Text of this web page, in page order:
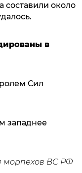
около
в
Сил
западнее
морпехов ВС РФ